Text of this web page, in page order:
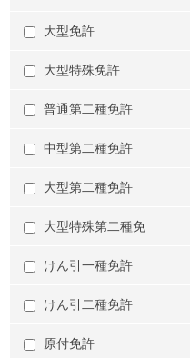
大型免許
大型特殊免許
普通第二種免許
中型第二種免許
大型第二種免許
大型特殊第二種免
けん引一種免許
けん引二種免許
原付免許